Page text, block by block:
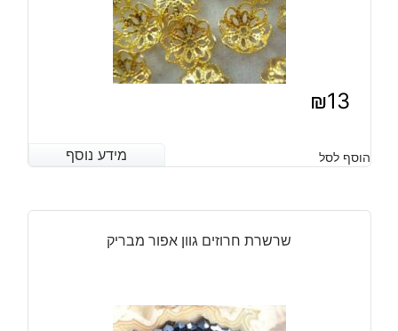
₪13
מידע נוסף הוסף לסל מידע נוסף
שרשרת חרוזים גוון אפור מבריק